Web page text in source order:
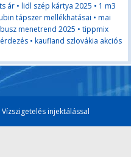
ár • lidl szép kártya 2025 • 1 m3
tápszer mellékhatásai • mai
menetrend 2025 • tippmix
• kaufland szlovákia akciós
Vízszigetelés injektálással